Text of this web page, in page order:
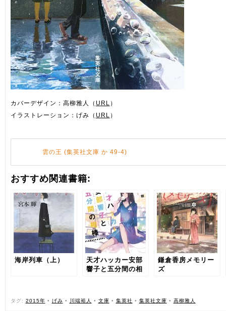
カバーデザイン：高柳雅人（ URL ）
イラストレーション：げみ（ URL ）
雲の王 (集英社文庫 か 49-4)
おすすめ関連書籍:
海岸列車（上）
天才ハッカー安部
響子と五分間の相
鎌倉香房メモリー
ズ
タグ: 2015年 • げみ • 川端裕人 • 文庫 • 集英社 • 集英社文庫 • 高柳雅人